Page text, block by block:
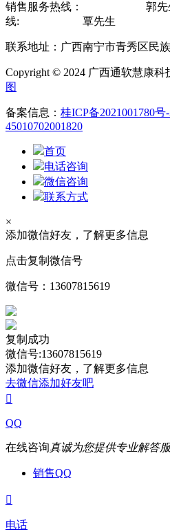
销售服务热线：
郭
线:
覃先生
联系地址：广西南宁市青秀区民
Copyright © 2024 广西通软慧康
图
备案信息： 桂ICP备2021001780号
45010702001820
首页
电话咨询
微信咨询
联系方式
×
添加微信好友，了解更多信息
点击复制微信号
微信号： 13607815619
复制成功
微信号:13607815619
添加微信好友，了解更多信息
去微信添加好友吧

QQ
在线咨询真诚为您提供专业解答
销售QQ

电话